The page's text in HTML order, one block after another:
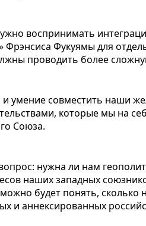
воспринимать
Фрэнсиса Фукуямы для
проводить более
умение совместить наши
которые мы на
Союза.
нужна ли нам
наших западных
будет понять, сколько
и аннексированных